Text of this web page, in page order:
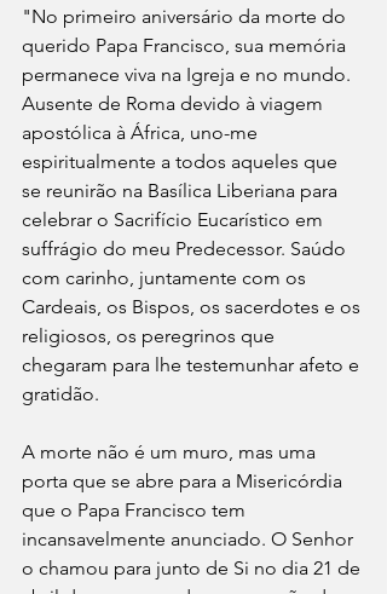
"No primeiro aniversário da morte do
querido Papa Francisco, sua memória
permanece viva na Igreja e no mundo.
Ausente de Roma devido à viagem
apostólica à África, uno-me
espiritualmente a todos aqueles que
se reunirão na Basílica Liberiana para
celebrar o Sacrifício Eucarístico em
suffrágio do meu Predecessor. Saúdo
com carinho, juntamente com os
Cardeais, os Bispos, os sacerdotes e os
religiosos, os peregrinos que
chegaram para lhe testemunhar afeto e
gratidão.
A morte não é um muro, mas uma
porta que se abre para a Misericórdia
que o Papa Francisco tem
incansavelmente anunciado. O Senhor
o chamou para junto de Si no dia 21 de